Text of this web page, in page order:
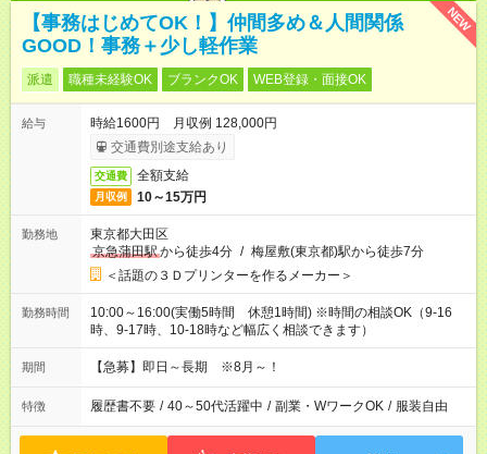
NEW
【事務はじめてOK！】仲間多め＆人間関係
GOOD！事務＋少し軽作業
派遣 職種未経験OK ブランクOK WEB登録・面接OK
給与
時給1600円 月収例 128,000円
交通費別途支給あり
交通費 全額支給
月収例 10～15万円
勤務地
東京都大田区
京急蒲田駅から徒歩4分 / 梅屋敷(東京都)駅から徒歩7分
＜話題の３Ｄプリンターを作るメーカー＞
勤務時間
10:00～16:00(実働5時間 休憩1時間) ※時間の相談OK（9-16
時、9-17時、10-18時など幅広く相談できます）
期間 【急募】即日～長期 ※8月～！
特徴 履歴書不要 / 40～50代活躍中 / 副業・WワークOK / 服装自由